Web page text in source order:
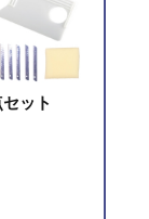
ット